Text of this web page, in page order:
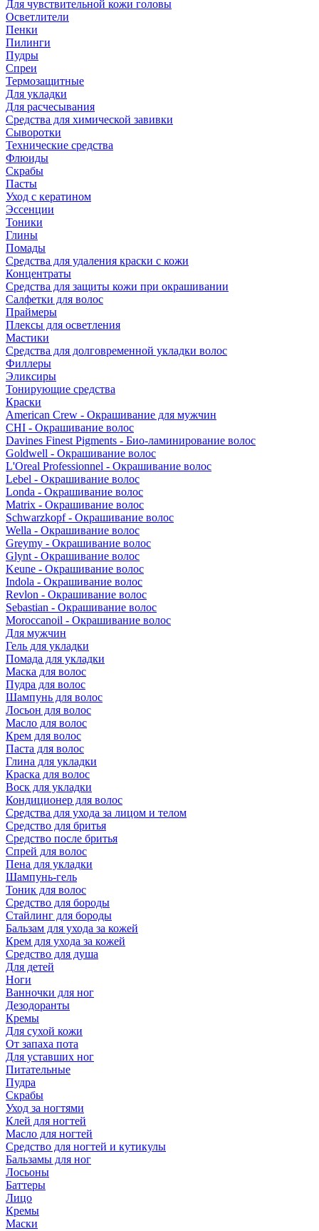
Для чувствительной кожи головы
Осветлители
Пенки
Пилинги
Пудры
Спреи
Термозащитные
Для укладки
Для расчесывания
Средства для химической завивки
Сыворотки
Технические средства
Флюиды
Скрабы
Пасты
Уход с кератином
Эссенции
Тоники
Глины
Помады
Средства для удаления краски с кожи
Концентраты
Средства для защиты кожи при окрашивании
Салфетки для волос
Праймеры
Плексы для осветления
Мастики
Средства для долговременной укладки волос
Филлеры
Эликсиры
Тонирующие средства
Краски
American Crew - Окрашивание для мужчин
CHI - Окрашивание волос
Davines Finest Pigments - Био-ламинирование волос
Goldwell - Окрашивание волос
L'Oreal Professionnel - Окрашивание волос
Lebel - Окрашивание волос
Londa - Окрашивание волос
Matrix - Окрашивание волос
Schwarzkopf - Окрашивание волос
Wella - Окрашивание волос
Greymy - Окрашивание волос
Glynt - Окрашивание волос
Keune - Окрашивание волос
Indola - Окрашивание волос
Revlon - Окрашивание волос
Sebastian - Окрашивание волос
Moroccanoil - Окрашивание волос
Для мужчин
Гель для укладки
Помада для укладки
Маска для волос
Пудра для волос
Шампунь для волос
Лосьон для волос
Масло для волос
Крем для волос
Паста для волос
Глина для укладки
Краска для волос
Воск для укладки
Кондиционер для волос
Средства для ухода за лицом и телом
Средство для бритья
Средство после бритья
Спрей для волос
Пена для укладки
Шампунь-гель
Тоник для волос
Средство для бороды
Стайлинг для бороды
Бальзам для ухода за кожей
Крем для ухода за кожей
Средство для душа
Для детей
Ноги
Ванночки для ног
Дезодоранты
Кремы
Для сухой кожи
От запаха пота
Для уставших ног
Питательные
Пудра
Скрабы
Уход за ногтями
Клей для ногтей
Масло для ногтей
Средство для ногтей и кутикулы
Бальзамы для ног
Лосьоны
Баттеры
Лицо
Кремы
Маски